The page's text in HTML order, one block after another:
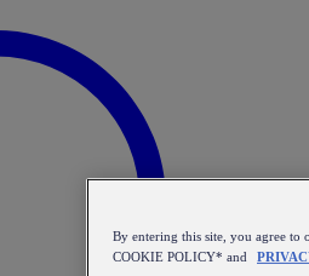
By entering this site, you agree to
COOKIE POLICY* and